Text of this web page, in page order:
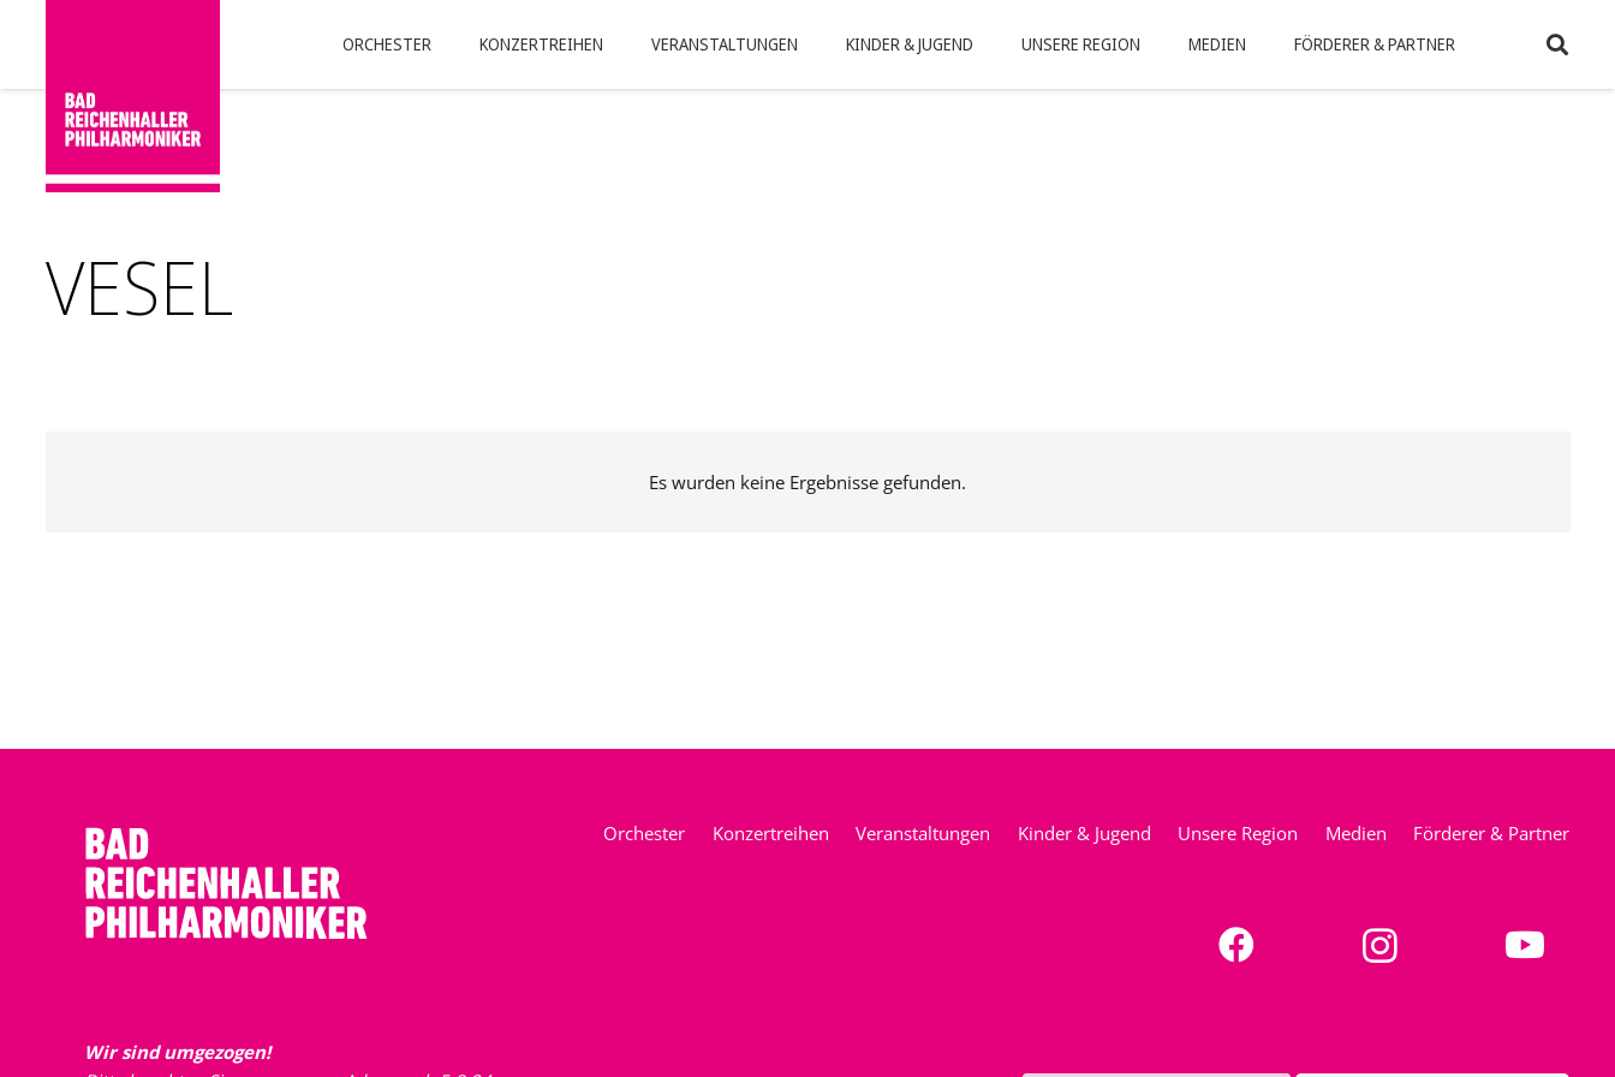
ORCHESTER KONZERTREIHEN VERANSTALTUNGEN KINDER & JUGEND UNSERE REGION MEDIEN FÖRDERER & PARTNER
VESEL
Es wurden keine Ergebnisse gefunden.
Wir sind umgezogen!
Orchester Konzertreihen Veranstaltungen Kinder & Jugend Unsere Region Medien Förderer & Partner